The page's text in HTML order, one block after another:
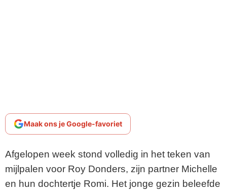
Maak ons je Google-favoriet
Afgelopen week stond volledig in het teken van
mijlpalen voor Roy Donders, zijn partner Michelle
en hun dochtertje Romi. Het jonge gezin beleefde